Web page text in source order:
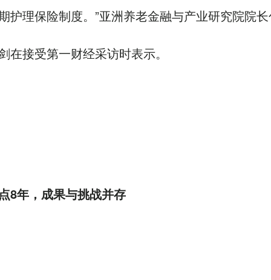
护理保险制度。”亚洲养老金融与产业研究院院
在接受第一财经采访时表示。
8年，成果与挑战并存